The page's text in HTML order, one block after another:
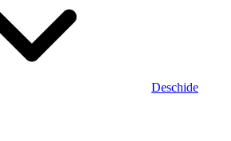
Deschide